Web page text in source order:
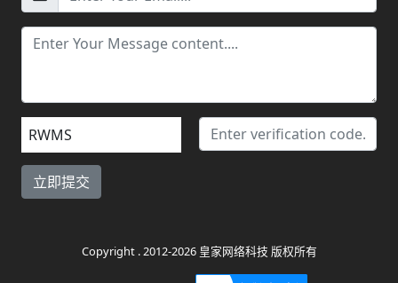
RWMS
Copyright . 2012-2026 皇家网络科技 版权所有